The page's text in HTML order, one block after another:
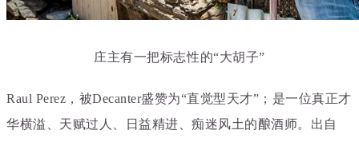
庄主有一把标志性的“大胡子”
Raul Perez，被Decanter盛赞为“直觉型天才”；是一位真正才
华横溢、天赋过人、日益精进、痴迷风土的酿酒师。出自